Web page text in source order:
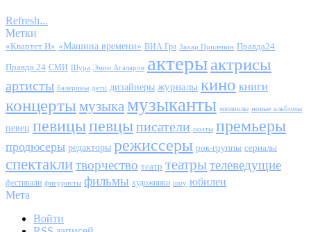
Refresh...
Метки
«Квартет И» «Машина времени» ВИА Гра Захар Прилепин Правда24
Правда 24 СМИ Шура Эмин Агаларов актерыактрисы
артисты балерины дети дизайнеры журналы кино книги
концерты музыкамузыканты мюзиклы новые альбомы
певец певицыпевцыписатели поэты премьеры
продюсеры редакторы режиссеры рок-группы сериалы
спектаклитворчество театр театрытелеведущие
фестивали фигуристы фильмы художники шоу юбилеи
Мета
Войти